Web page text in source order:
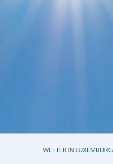
WETTER IN LUXEMBURG